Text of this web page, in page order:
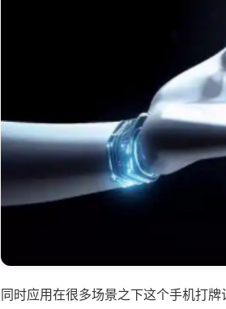
同时应用在很多场景之下这个手机打